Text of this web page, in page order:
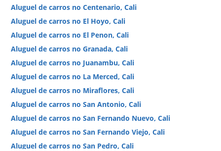
Aluguel de carros no Centenario, Cali
Aluguel de carros no El Hoyo, Cali
Aluguel de carros no El Penon, Cali
Aluguel de carros no Granada, Cali
Aluguel de carros no Juanambu, Cali
Aluguel de carros no La Merced, Cali
Aluguel de carros no Miraflores, Cali
Aluguel de carros no San Antonio, Cali
Aluguel de carros no San Fernando Nuevo, Cali
Aluguel de carros no San Fernando Viejo, Cali
Aluguel de carros no San Pedro, Cali